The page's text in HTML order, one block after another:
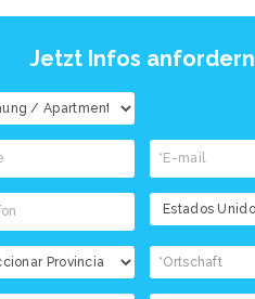
Jetzt Infos anfordern